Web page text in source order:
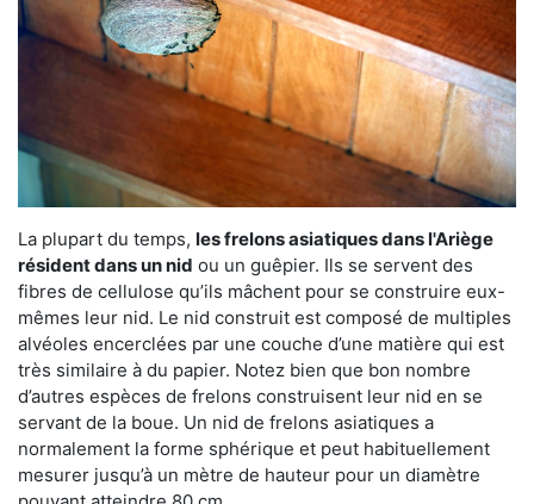
La plupart du temps, les frelons asiatiques dans l'Ariège
résident dans un nid ou un guêpier. Ils se servent des
fibres de cellulose qu’ils mâchent pour se construire eux-
mêmes leur nid. Le nid construit est composé de multiples
alvéoles encerclées par une couche d’une matière qui est
très similaire à du papier. Notez bien que bon nombre
d’autres espèces de frelons construisent leur nid en se
servant de la boue. Un nid de frelons asiatiques a
normalement la forme sphérique et peut habituellement
mesurer jusqu’à un mètre de hauteur pour un diamètre